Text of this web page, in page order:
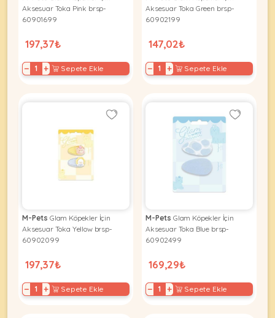
Aksesuar Toka Pink brsp-
60901699
197,37₺
− + Sepete Ekle
Aksesuar Toka Green brsp-
60902199
147,02₺
− + Sepete Ekle
M-Pets Glam Köpekler İçin
Aksesuar Toka Yellow brsp-
60902099
197,37₺
− + Sepete Ekle
M-Pets Glam Köpekler İçin
Aksesuar Toka Blue brsp-
60902499
169,29₺
− + Sepete Ekle